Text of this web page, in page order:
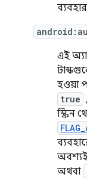
এই
হওয়া
true
স্ক্রিন
অথবা